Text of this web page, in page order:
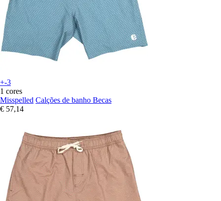
+-3
1 cores
Misspelled Calções de banho Becas
€ 57,14